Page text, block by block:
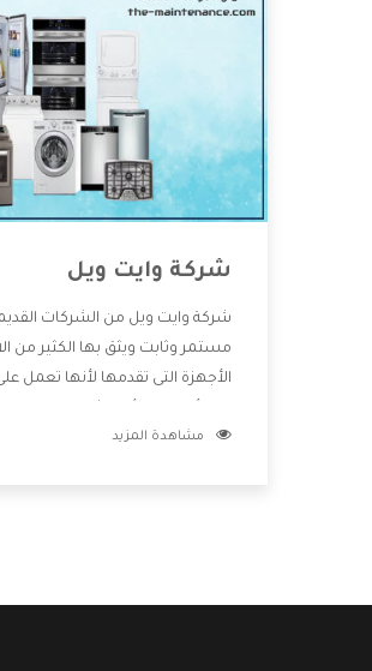
شركة وايت ويل
شركة وايت ويل من الشركات
مستمر وثابت ويثق بها الكثير
الأجهزة التى تقدمها لأنها تعمل
خدمات ما بعد البيع مع المنتجات
مشاهدة المزيد